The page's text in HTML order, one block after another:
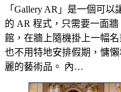
「Gallery AR」是一個可
的 AR 程式，只需要一面
館，在牆上隨機掛上一幅
也不用特地安排假期，慵
麗的藝術品。 內…